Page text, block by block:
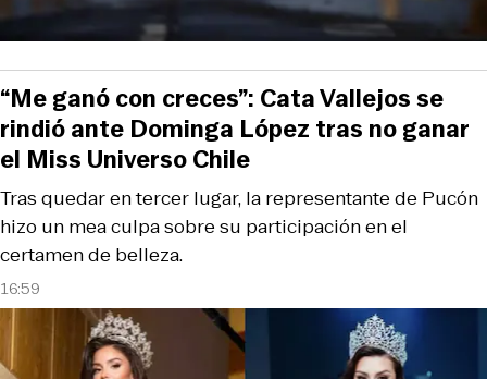
16:59
Tras quedar en tercer lugar, la representante de Pucón
hizo un mea culpa sobre su participación en el
certamen de belleza.
“Me ganó con creces”: Cata Vallejos se
rindió ante Dominga López tras no ganar
el Miss Universo Chile